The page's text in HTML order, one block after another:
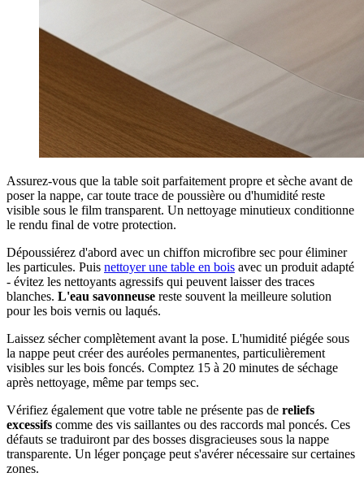
Assurez-vous que la table soit parfaitement propre et sèche avant de
poser la nappe, car toute trace de poussière ou d'humidité reste
visible sous le film transparent. Un nettoyage minutieux conditionne
le rendu final de votre protection.
Dépoussiérez d'abord avec un chiffon microfibre sec pour éliminer
les particules. Puis nettoyer une table en bois avec un produit adapté
- évitez les nettoyants agressifs qui peuvent laisser des traces
blanches. L'eau savonneuse reste souvent la meilleure solution
pour les bois vernis ou laqués.
Laissez sécher complètement avant la pose. L'humidité piégée sous
la nappe peut créer des auréoles permanentes, particulièrement
visibles sur les bois foncés. Comptez 15 à 20 minutes de séchage
après nettoyage, même par temps sec.
Vérifiez également que votre table ne présente pas de reliefs
excessifs comme des vis saillantes ou des raccords mal poncés. Ces
défauts se traduiront par des bosses disgracieuses sous la nappe
transparente. Un léger ponçage peut s'avérer nécessaire sur certaines
zones.